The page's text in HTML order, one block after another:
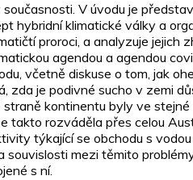
V úvodu je
hybridní klimatické války a
proroci, a analyzuje
agendou a agendou
včetně diskuse o tom, jak
je podivné sucho v zemi
kontinentu byly ve
rozváděla přes celou
týkající se obchodu s
mezi těmito
s ní.